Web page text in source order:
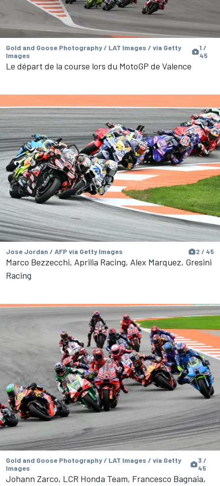
Gold and Goose Photography / LAT Images / via Getty
Images
1 /
45
Le départ de la course lors du MotoGP de Valence
Jose Jordan / AFP via Getty Images 2 / 45
Marco Bezzecchi, Aprilia Racing, Alex Marquez, Gresini
Racing
Gold and Goose Photography / LAT Images / via Getty
Images
3 /
45
Johann Zarco, LCR Honda Team, Francesco Bagnaia,